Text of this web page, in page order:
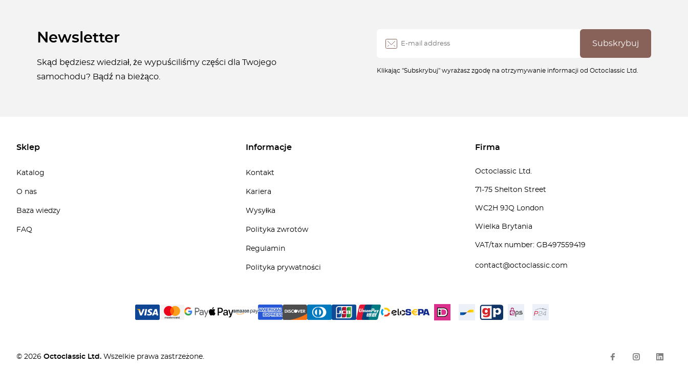
Newsletter
Skąd będziesz wiedział, że wypuściliśmy części dla Twojego
samochodu? Bądź na bieżąco.
Klikając "Subskrybuj" wyrażasz zgodę na otrzymywanie informacji od Octoclassic Ltd.
Sklep
Katalog
O nas
Baza wiedzy
FAQ
Informacje
Kontakt
Kariera
Wysyłka
Polityka zwrotów
Regulamin
Polityka prywatności
Firma
Octoclassic Ltd.
71-75 Shelton Street
WC2H 9JQ London
Wielka Brytania
VAT/tax number: GB497559419
contact@octoclassic.com
© 2026 Octoclassic Ltd. Wszelkie prawa zastrzeżone.